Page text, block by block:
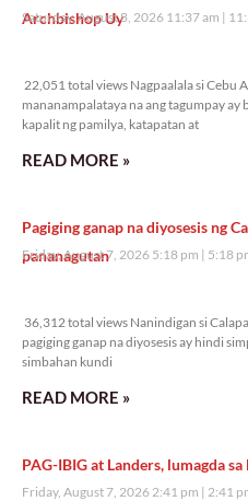
Archbishop Uy
Saturday, August 8, 2026 11:37 am
22,051 total views Nagpaalala si Cebu
mananampalataya na ang tagumpay
kapalit ng pamilya, katapatan at
READ MORE »
Pagiging ganap na diyosesis ng
pananagutan
Friday, August 7, 2026 5:18 pm 5:18
36,312 total views Nanindigan si
pagiging ganap na diyosesis ay hindi
simbahan kundi
READ MORE »
PAG-IBIG at Landers, lumagda
Friday, August 7, 2026 2:41 pm 2:41